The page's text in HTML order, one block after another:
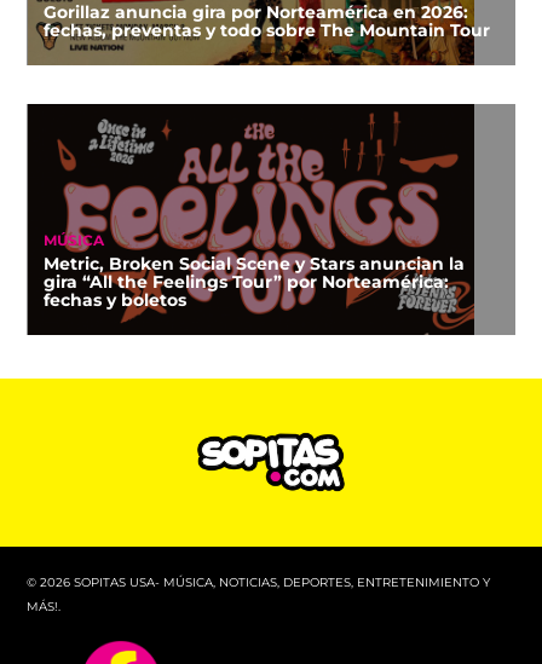
Gorillaz anuncia gira por Norteamérica en 2026:
fechas, preventas y todo sobre The Mountain Tour
MÚSICA
Metric, Broken Social Scene y Stars anuncian la
gira “All the Feelings Tour” por Norteamérica:
fechas y boletos
© 2026 SOPITAS USA- MÚSICA, NOTICIAS, DEPORTES, ENTRETENIMIENTO Y
MÁS!.